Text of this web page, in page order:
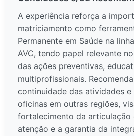
A experiência reforça a
matriciamento como
Permanente em Saúde na
AVC, tendo papel relevante
das ações preventivas,
multiprofissionais.
continuidade das atividades
oficinas em outras regiões,
fortalecimento da articulação
atenção e a garantia da